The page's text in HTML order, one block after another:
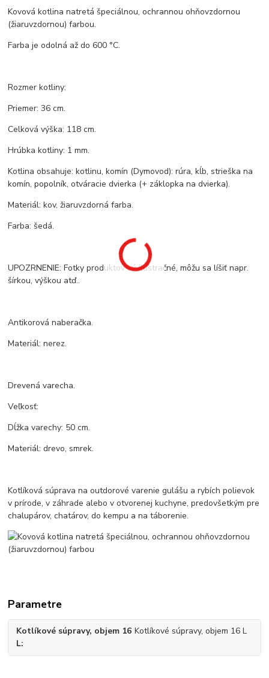
Kovová kotlina natretá špeciálnou, ochrannou ohňovzdornou
(žiaruvzdornou) farbou.
Farba je odolná až do 600 °C.
Rozmer kotliny:
Priemer: 36 cm.
Celková výška: 118 cm.
Hrúbka kotliny: 1 mm.
Kotlina obsahuje: kotlinu, komín (Dymovod): rúra, kĺb, strieška na
komín, popolník, otváracie dvierka (+ záklopka na dvierka).
Materiál: kov, žiaruvzdorná farba.
Farba: šedá.
UPOZRNENIE: Fotky produktov sú ilustračné, môžu sa líšiť napr.
šírkou, výškou atď..
Antikorová naberačka.
Materiál: nerez.
Drevená varecha.
Veľkosť:
Dĺžka varechy: 50 cm.
Materiál: drevo, smrek.
Kotlíková súprava na outdorové varenie gulášu a rybích polievok
v prírode, v záhrade alebo v otvorenej kuchyne, predovšetkým pre
chalupárov, chatárov, do kempu a na táborenie.
Parametre
Kotlíkové súpravy, objem 16
L
Kotlíkové súpravy, objem 16 L